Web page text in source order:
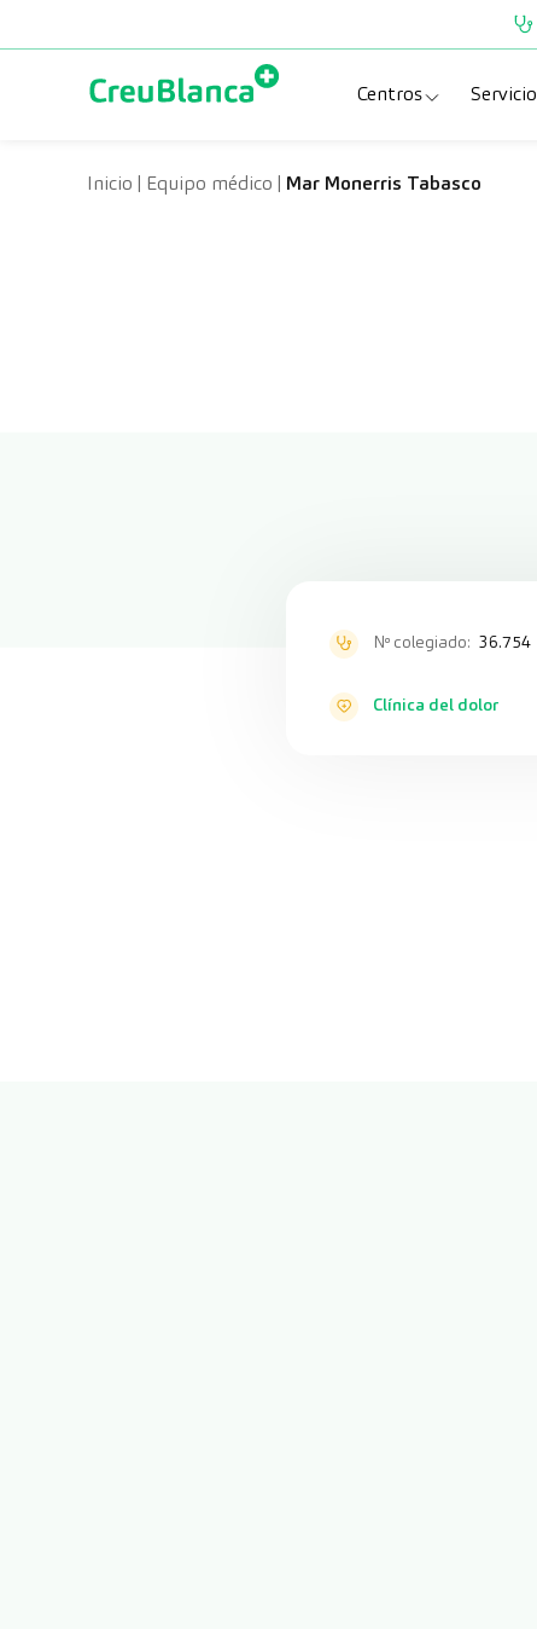
Centros
Clínica CreuBlanca
Inicio | Equipo médico | Mar Monerris Tabasco
Nº colegiado: 36.754
Clínica del dolor